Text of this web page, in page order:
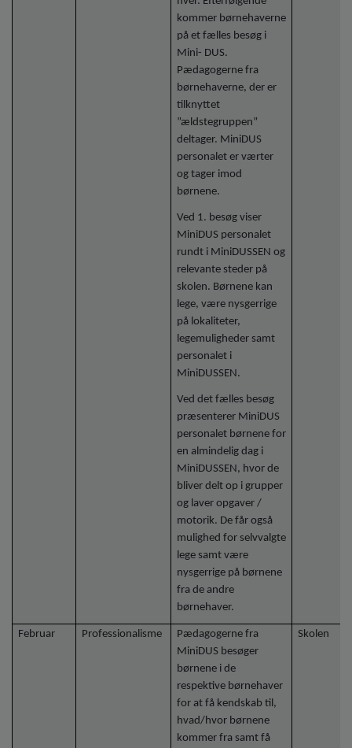
kommer børnehaverne
på et fælles besøg i
Mini- DUS.
Pædagogerne fra
børnehaverne, der er
tilknyttet
”ældstegruppen”
deltager. MiniDUS
personalet er værter
og tager imod
børnene.
Ved 1. besøg viser
MiniDUS personalet
rundt i MiniDUSSEN og
relevante steder på
skolen. Børnene kan
lege, være nysgerrige
på lokaliteter,
legemuligheder samt
personalet i
MiniDUSSEN.
Ved det fælles besøg
præsenterer MiniDUS
personalet børnene for
en almindelig dag i
MiniDUSSEN, hvor de
bliver delt op i grupper
og laver opgaver /
motorik. De får også
mulighed for selvvalgte
lege samt være
nysgerrige på børnene
fra de andre
børnehaver.
Februar Professionalisme
Pædagogerne fra
MiniDUS besøger
børnene i de
respektive børnehaver
for at få kendskab til,
hvad/hvor børnene
kommer fra samt få
Skolen